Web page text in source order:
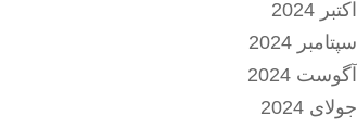
اکتبر 2024
سپتامبر 2024
آگوست 2024
جولای 2024